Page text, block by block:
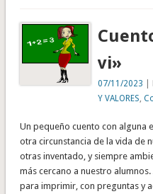
vi»
07/11/2023 |
Y VALORES ,
Un pequeño cuento con alguna
otra circunstancia de la vida de
otras inventado, y siempre
más cercano a nuestro
para imprimir, con preguntas y